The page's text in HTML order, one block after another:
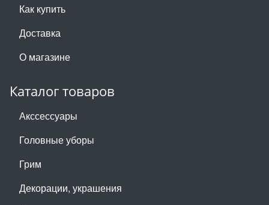
Как купить
Доставка
О магазине
Каталог товаров
Акссессуары
Головные уборы
Грим
Декорации, украшения